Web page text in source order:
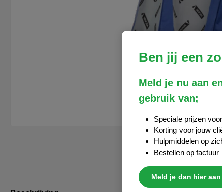
Ben jij een
Meld je nu aan
gebruik van;
Speciale prijzen
Korting voor jouw
Hulpmiddelen op
Bestellen op factuur
Meld je dan hier aan